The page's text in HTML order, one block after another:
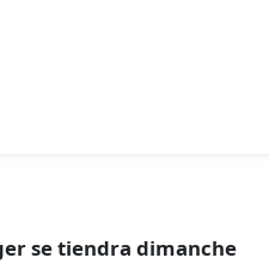
se tiendra dimanche